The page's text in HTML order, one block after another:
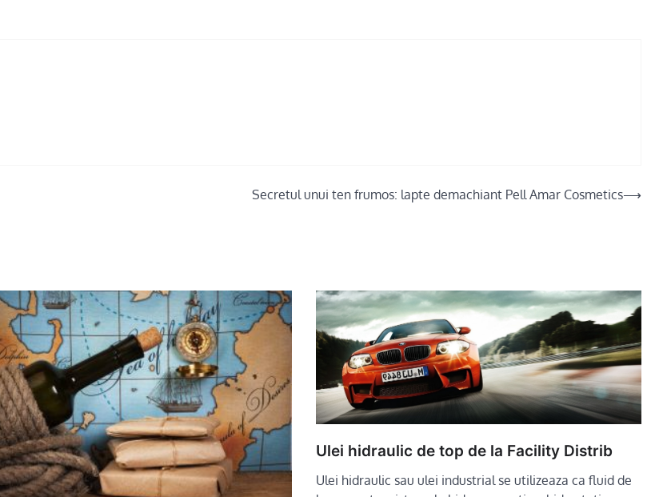
Secretul unui ten frumos: lapte demachiant Pell Amar Cosmetics⟶
Ulei hidraulic de top de la Facility Distrib
Ulei hidraulic sau ulei industrial se utilizeaza ca fluid de